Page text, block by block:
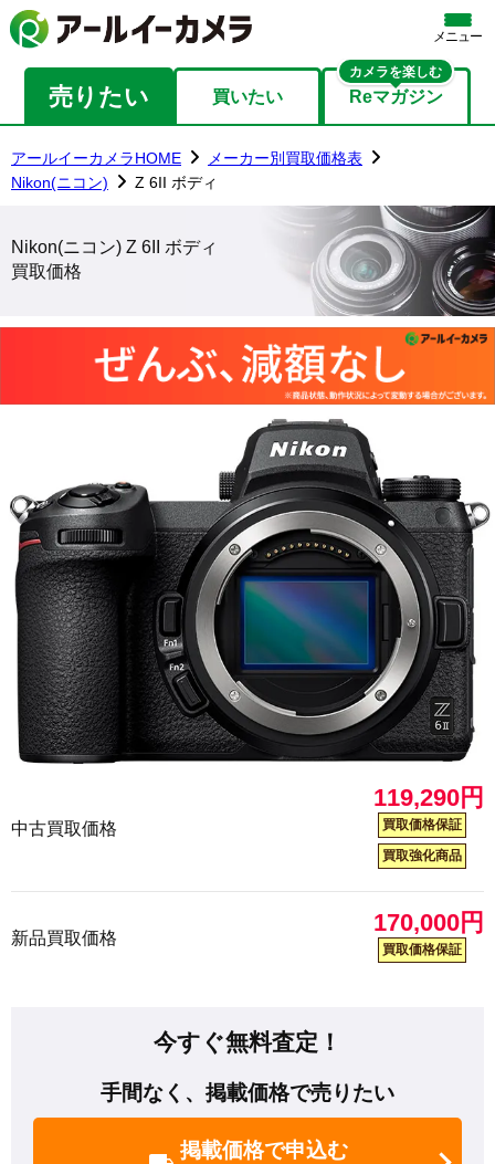
メニュー
売りたい 買いたい Reマガジン
カメラを楽しむ
アールイーカメラHOME
メーカー別買取価格表
Nikon(ニコン)
Z 6II ボディ
Nikon(ニコン) Z 6II ボディ
買取価格
中古買取価格
119,290円
買取価格保証
買取強化商品
新品買取価格
170,000円
買取価格保証
今すぐ無料査定！
手間なく、掲載価格で売りたい
掲載価格で申込む